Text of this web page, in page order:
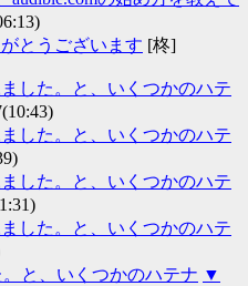
とうございます [柊]
した。と、いくつかのハテ
した。と、いくつかのハテ
した。と、いくつかのハテ
した。と、いくつかのハテ
と、いくつかのハテナ ▼